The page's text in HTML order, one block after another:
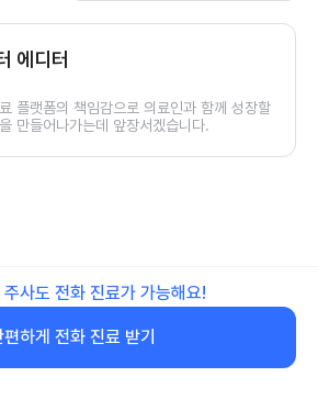
에디터
플랫폼의 책임감으로 의료인과 함께 성장할
만들어나가는데 앞장서겠습니다.
주사도 전화 진료가 가능해요!
편하게 전화 진료 받기